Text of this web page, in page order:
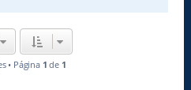
r
• Página 1 de 1